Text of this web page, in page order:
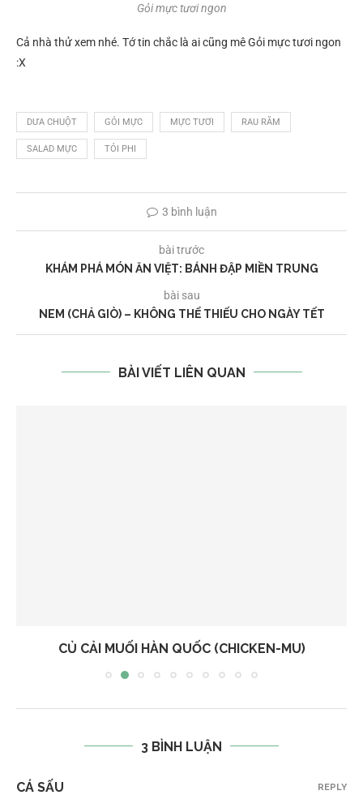
Gỏi mực tươi ngon
Cả nhà thử xem nhé. Tớ tin chắc là ai cũng mê Gỏi mực tươi ngon
:X
DƯA CHUỘT GỎI MỰC MỰC TƯƠI RAU RĂM
SALAD MỰC TỎI PHI
3 bình luận
bài trước
KHÁM PHÁ MÓN ĂN VIỆT: BÁNH ĐẬP MIỀN TRUNG
bài sau
NEM (CHẢ GIÒ) – KHÔNG THỂ THIẾU CHO NGÀY TẾT
BÀI VIẾT LIÊN QUAN
CỦ CẢI MUỐI HÀN QUỐC (CHICKEN-MU)
3 BÌNH LUẬN
CÁ SẤU REPLY